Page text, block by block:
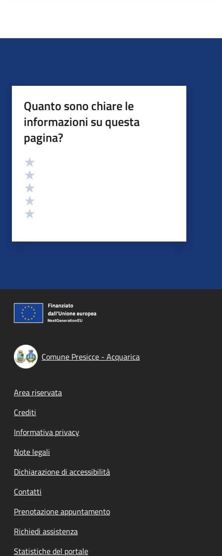
Quanto sono chiare le
informazioni su questa
pagina?
Valutazione
Comune Presicce - Acquarica
Footer menu
Area riservata
Crediti
Informativa privacy
Note legali
Dichiarazione di accessibilità
Contatti
Prenotazione appuntamento
Richiedi assistenza
Statistiche del portale